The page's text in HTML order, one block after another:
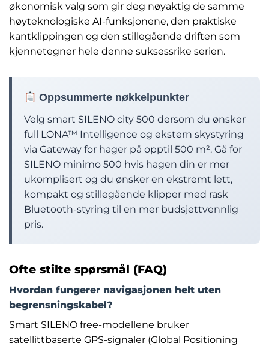
økonomisk valg som gir deg nøyaktig de samme
høyteknologiske AI-funksjonene, den praktiske
kantklippingen og den stillegående driften som
kjennetegner hele denne suksessrike serien.
Oppsummerte nøkkelpunkter
Velg smart SILENO city 500 dersom du ønsker
full LONA™ Intelligence og ekstern skystyring
via Gateway for hager på opptil 500 m². Gå for
SILENO minimo 500 hvis hagen din er mer
ukomplisert og du ønsker en ekstremt lett,
kompakt og stillegående klipper med rask
Bluetooth-styring til en mer budsjettvennlig
pris.
Ofte stilte spørsmål (FAQ)
Hvordan fungerer navigasjonen helt uten
begrensningskabel?
Smart SILENO free-modellene bruker
satellittbaserte GPS-signaler (Global Positioning